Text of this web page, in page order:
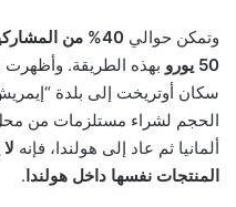
وتمكن حوالي
40% من
50 يورو
بهذه الطريقة.
سكان أوتريخت إلى بلدة
الحجم لشراء مستلزمات من
ألمانيا ثم عاد إلى هولندا، فإنه
المنتجات نفسها داخل هولندا.